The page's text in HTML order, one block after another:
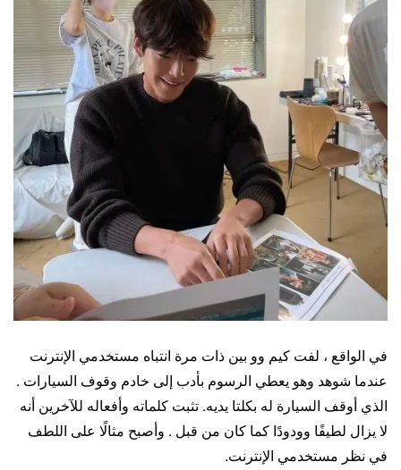
في الواقع ، لفت كيم وو بين ذات مرة انتباه مستخدمي الإنترنت
عندما شوهد وهو يعطي الرسوم بأدب إلى خادم وقوف السيارات .
الذي أوقف السيارة له بكلتا يديه. تثبت كلماته وأفعاله للآخرين أنه
لا يزال لطيفًا وودودًا كما كان من قبل . وأصبح مثالًا على اللطف
في نظر مستخدمي الإنترنت.